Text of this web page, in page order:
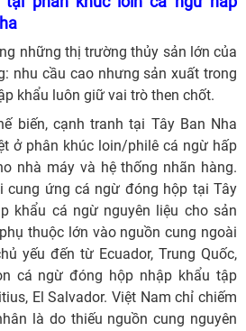
những thị trường thủy sản lớn của
nhu cầu cao nhưng sản xuất trong
khẩu luôn giữ vai trò then chốt.
biến, cạnh tranh tại Tây Ban Nha
ở phân khúc loin/philê cá ngừ hấp
nhà máy và hệ thống nhãn hàng.
cung ứng cá ngừ đóng hộp tại Tây
khẩu cá ngừ nguyên liệu cho sản
thuộc lớn vào nguồn cung ngoài
yếu đến từ Ecuador, Trung Quốc,
cá ngừ đóng hộp nhập khẩu tập
El Salvador. Việt Nam chỉ chiếm
là do thiếu nguồn cung nguyên